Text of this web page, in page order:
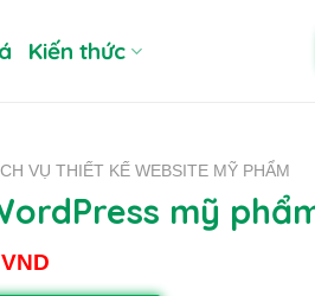
Kiến thức
VỤ THIẾT KẾ WEBSITE MỸ PHẨM
mỹ
VND